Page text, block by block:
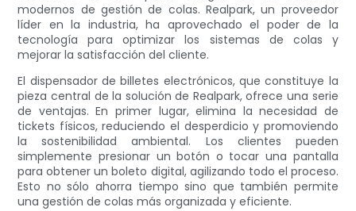
modernos de gestión de colas. Realpark, un proveedor
líder en la industria, ha aprovechado el poder de la
tecnología para optimizar los sistemas de colas y
mejorar la satisfacción del cliente.
El dispensador de billetes electrónicos, que constituye la
pieza central de la solución de Realpark, ofrece una serie
de ventajas. En primer lugar, elimina la necesidad de
tickets físicos, reduciendo el desperdicio y promoviendo
la sostenibilidad ambiental. Los clientes pueden
simplemente presionar un botón o tocar una pantalla
para obtener un boleto digital, agilizando todo el proceso.
Esto no sólo ahorra tiempo sino que también permite
una gestión de colas más organizada y eficiente.